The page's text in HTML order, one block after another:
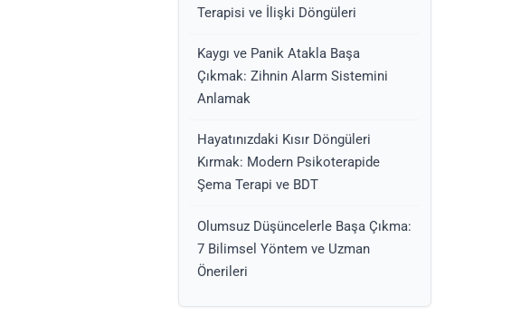
Terapisi ve İlişki Döngüleri
Kaygı ve Panik Atakla Başa
Çıkmak: Zihnin Alarm Sistemini
Anlamak
Hayatınızdaki Kısır Döngüleri
Kırmak: Modern Psikoterapide
Şema Terapi ve BDT
Olumsuz Düşüncelerle Başa Çıkma:
7 Bilimsel Yöntem ve Uzman
Önerileri